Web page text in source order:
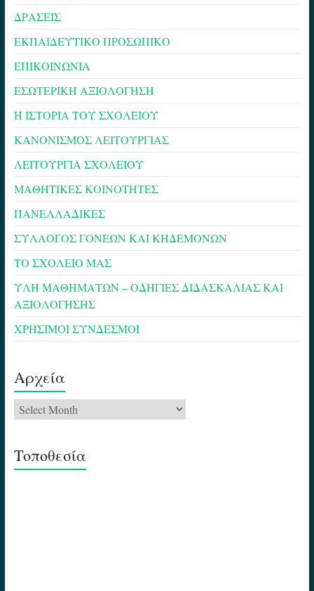
ΔΡΑΣΕΙΣ
ΕΚΠΑΙΔΕΥΤΙΚΟ ΠΡΟΣΩΠΙΚΟ
ΕΠΙΚΟΙΝΩΝΙΑ
ΕΣΩΤΕΡΙΚΗ ΑΞΙΟΛΟΓΗΣΗ
Η ΙΣΤΟΡΙΑ ΤΟΥ ΣΧΟΛΕΙΟΥ
ΚΑΝΟΝΙΣΜΟΣ ΛΕΙΤΟΥΡΓΙΑΣ
ΛΕΙΤΟΥΡΓΙΑ ΣΧΟΛΕΙΟΥ
ΜΑΘΗΤΙΚΕΣ ΚΟΙΝΟΤΗΤΕΣ
ΠΑΝΕΛΛΑΔΙΚΕΣ
ΣΥΛΛΟΓΟΣ ΓΟΝΕΩΝ ΚΑΙ ΚΗΔΕΜΟΝΩΝ
ΤΟ ΣΧΟΛΕΙΟ ΜΑΣ
ΥΛΗ ΜΑΘΗΜΑΤΩΝ – ΟΔΗΓΙΕΣ ΔΙΔΑΣΚΑΛΙΑΣ ΚΑΙ
ΑΞΙΟΛΟΓΗΣΗΣ
ΧΡΗΣΙΜΟΙ ΣΥΝΔΕΣΜΟΙ
Αρχεία
Αρχεία
Τοποθεσία